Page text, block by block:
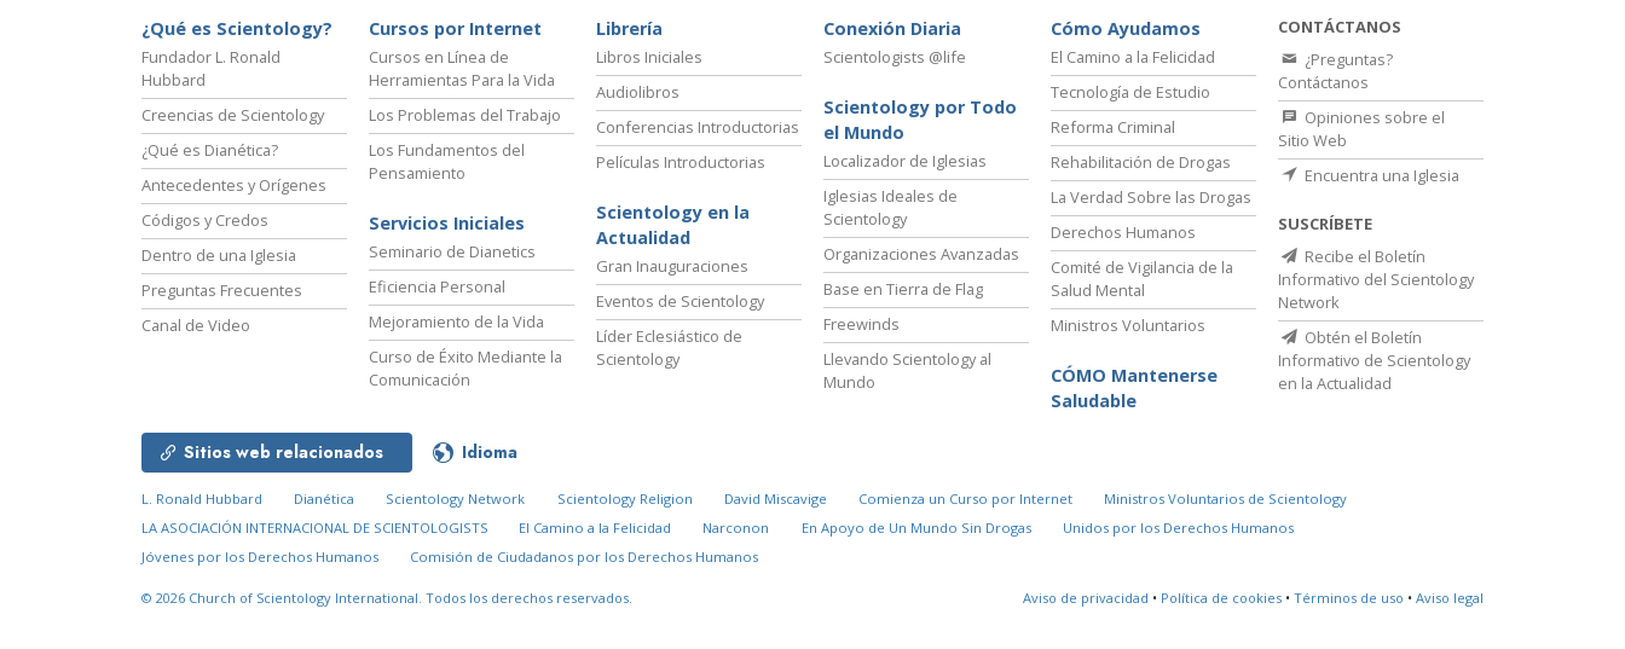
¿Qué es Scientology?
Fundador L. Ronald
Hubbard
Creencias de Scientology
¿Qué es Dianética?
Antecedentes y Orígenes
Códigos y Credos
Dentro de una Iglesia
Preguntas Frecuentes
Canal de Video
Cursos por Internet
Cursos en Línea de
Herramientas Para la Vida
Los Problemas del Trabajo
Los Fundamentos del
Pensamiento
Servicios Iniciales
Seminario de Dianetics
Eficiencia Personal
Mejoramiento de la Vida
Curso de Éxito Mediante la
Comunicación
Librería
Libros Iniciales
Audiolibros
Conferencias Introductorias
Películas Introductorias
Scientology en la
Actualidad
Gran Inauguraciones
Eventos de Scientology
Líder Eclesiástico de
Scientology
Conexión Diaria
Scientologists @life
Scientology por Todo
el Mundo
Localizador de Iglesias
Iglesias Ideales de
Scientology
Organizaciones Avanzadas
Base en Tierra de Flag
Freewinds
Llevando Scientology al
Mundo
Cómo Ayudamos
El Camino a la Felicidad
Tecnología de Estudio
Reforma Criminal
Rehabilitación de Drogas
La Verdad Sobre las Drogas
Derechos Humanos
Comité de Vigilancia de la
Salud Mental
Ministros Voluntarios
CÓMO Mantenerse
Saludable
CONTÁCTANOS
¿Preguntas?
Contáctanos
Opiniones sobre el
Sitio Web
Encuentra una Iglesia
SUSCRÍBETE
Recibe el Boletín
Informativo del Scientology
Network
Obtén el Boletín
Informativo de Scientology
en la Actualidad
Sitios web relacionados Idioma
L. Ronald Hubbard Dianética Scientology Network Scientology Religion David Miscavige Comienza un Curso por Internet
Ministros Voluntarios de Scientology
LA ASOCIACIÓN INTERNACIONAL DE SCIENTOLOGISTS
El Camino a la Felicidad Narconon En Apoyo de Un Mundo Sin Drogas
Unidos por los Derechos Humanos
Jóvenes por los Derechos Humanos
Comisión de Ciudadanos por los Derechos Humanos
© 2026 Church of Scientology International. Todos los derechos reservados. Aviso de privacidad • Política de cookies • Términos de uso • Aviso legal